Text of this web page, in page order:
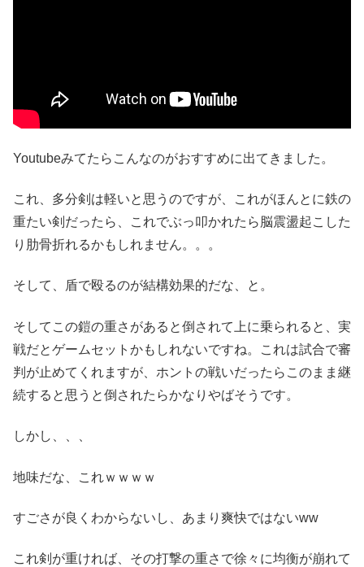
Youtubeみてたらこんなのがおすすめに出てきました。
これ、多分剣は軽いと思うのですが、これがほんとに鉄の
重たい剣だったら、これでぶっ叩かれたら脳震盪起こした
り肋骨折れるかもしれません。。。
そして、盾で殴るのが結構効果的だな、と。
そしてこの鎧の重さがあると倒されて上に乗られると、実
戦だとゲームセットかもしれないですね。これは試合で審
判が止めてくれますが、ホントの戦いだったらこのまま継
続すると思うと倒されたらかなりやばそうです。
しかし、、、
地味だな、これｗｗｗｗ
すごさが良くわからないし、あまり爽快ではないww
これ剣が重ければ、その打撃の重さで徐々に均衡が崩れて